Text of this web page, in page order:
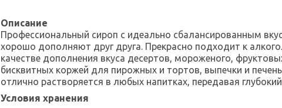
Описание
Профессиональный сироп с идеально сбалансированным
хорошо дополняют друг друга. Прекрасно подходит к
качестве дополнения вкуса десертов, мороженого,
бисквитных коржей для пирожных и тортов, выпечки и
отлично растворяется в любых напитках, передавая
Условия хранения